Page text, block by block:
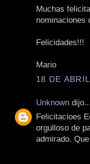
Muchas
nominaciones
Felicidades!!!
Mario
18 DE
Unknown
Felicitacioes
orgulloso de
admirado.